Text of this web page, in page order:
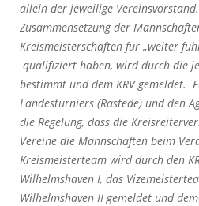
allein der jeweilige
Zusammensetzung der
Kreismeisterschaften für „weiter
qualifiziert haben, wird durch die
bestimmt und dem KRV gemeldet.
Landesturniers (Rastede) und den
die Regelung, dass die
Vereine die Mannschaften beim
Kreismeisterteam wird durch den
Wilhelmshaven I, das
Wilhelmshaven II gemeldet und